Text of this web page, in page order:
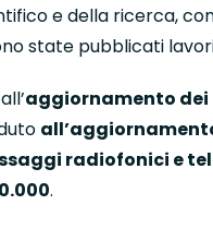
e della ricerca,
state pubblicati
aggiornamento
radiofonici e
.